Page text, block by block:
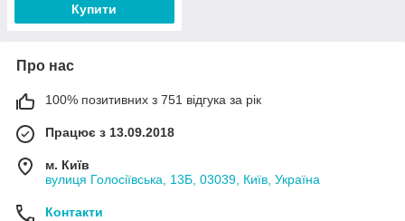
Купити
Про нас
100% позитивних з 751 відгука за рік
Працює з 13.09.2018
м. Київ
вулиця Голосіївська, 13Б, 03039, Київ, Україна
Контакти